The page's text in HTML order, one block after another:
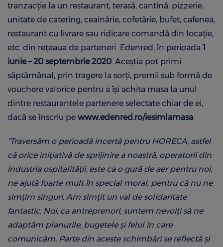
tranzacție la un restaurant, terasă, cantină, pizzerie,
unitate de catering, ceainărie, cofetărie, bufet, cafenea,
restaurant cu livrare sau ridicare comandă din locație,
etc. din rețeaua de parteneri Edenred, în perioada 1
iunie – 20 septembrie 2020. Aceștia pot primi
săptămânal, prin tragere la sorți, premii sub formă de
vouchere valorice pentru a își achita masa la unul
dintre restaurantele partenere selectate chiar de ei,
dacă se înscriu pe www.edenred.ro/iesimlamasa.
“Traversăm o perioadă incertă pentru HORECA, astfel
că orice inițiativă de sprijinire a noastră, operatorii din
industria ospitalității, este ca o gură de aer pentru noi,
ne ajută foarte mult în special moral, pentru că nu ne
simțim singuri. Am simțit un val de solidaritate
fantastic. Noi, ca antreprenori, suntem nevoiți să ne
adaptăm planurile, bugetele și felul în care
comunicăm. Parte din aceste schimbări se reflectă și